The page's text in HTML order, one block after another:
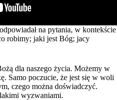
na pytania, w kontekście
robimy; jaki jest Bóg; jacy
dla naszego życia. Możemy w
Samo poczucie, że jest się w woli
czego można doświadczyć.
wyzwaniami.